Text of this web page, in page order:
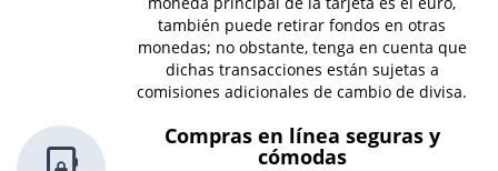
también puede retirar fondos en otras
monedas; no obstante, tenga en cuenta que
dichas transacciones están sujetas a
comisiones adicionales de cambio de divisa.
Compras en línea seguras y
cómodas